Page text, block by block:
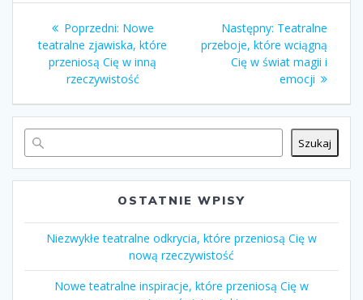
Nawigacja
wpisu
Poprzedni: Poprzedni
wpis:
Nowe
teatralne zjawiska, które
przeniosą Cię w inną
rzeczywistość
Następny: Następny
wpis:
Teatralne
przeboje, które wciągną
Cię w świat magii i
emocji
Szukaj
OSTATNIE WPISY
Niezwykłe teatralne odkrycia, które przeniosą Cię w
nową rzeczywistość
Nowe teatralne inspiracje, które przeniosą Cię w